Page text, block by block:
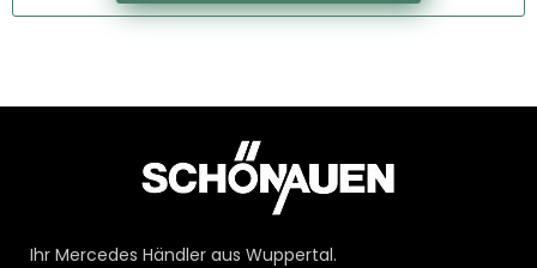
Ihr Mercedes Händler aus Wuppertal.